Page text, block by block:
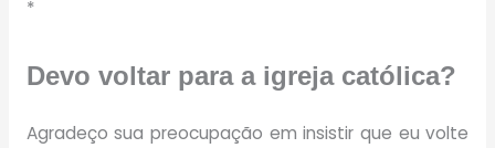
*
Devo voltar para a igreja católica?
Agradeço sua preocupação em insistir que eu volte